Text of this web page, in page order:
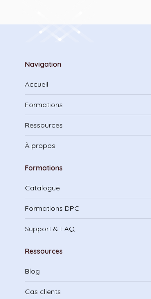
Navigation
Accueil
Formations
Ressources
À propos
Formations
Catalogue
Formations DPC
Support & FAQ
Ressources
Blog
Cas clients